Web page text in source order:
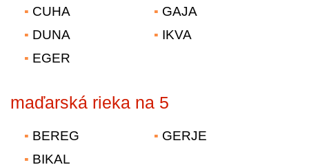
CUHA
DUNA
EGER
GAJA
IKVA
maďarská rieka na 5
BEREG
BIKAL
GERJE